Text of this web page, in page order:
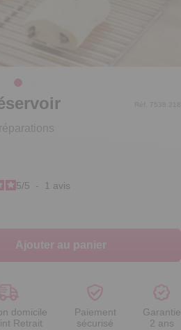
Réf. 7538.218
5/5 - 1 avis
Ajouter au panier
domicile
Retrait
Paiement
sécurisé
Garantie
2 ans